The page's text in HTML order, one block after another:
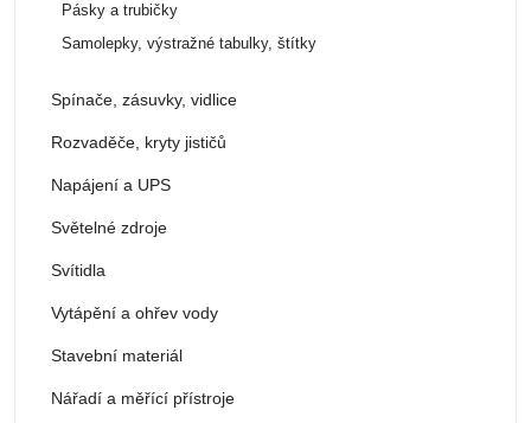
Pásky a trubičky
Samolepky, výstražné tabulky, štítky
Spínače, zásuvky, vidlice
Rozvaděče, kryty jističů
Napájení a UPS
Světelné zdroje
Svítidla
Vytápění a ohřev vody
Stavební materiál
Nářadí a měřící přístroje